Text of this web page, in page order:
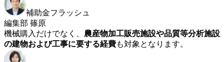
補助金フラッシュ
編集部 篠原
機械購入だけでなく、 農産物加工販売施設や品質等分析施設
の建物および工事に要する経費も対象となります。